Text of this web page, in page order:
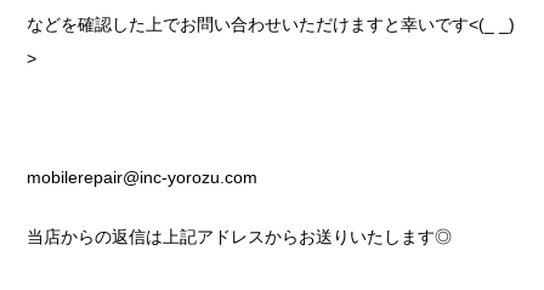
などを確認した上でお問い合わせいただけますと幸いです<(_ _)
>
mobilerepair@inc-yorozu.com
当店からの返信は上記アドレスからお送りいたします◎